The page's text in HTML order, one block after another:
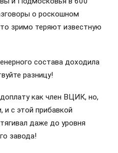
о роскошном
зримо теряют известную
состава доходила
разницу!
как член ВЦИК, но,
и с этой прибавкой
даже до уровня
завода!